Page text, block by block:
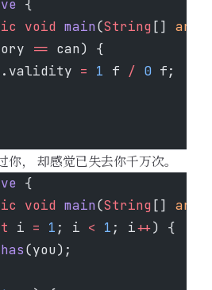
{
void main(String [] args
== can) {
= 1 f / 0 f;
， 却感觉已失去你千万次。
{
void main(String [] args
i = 1 ; i < 1 ; i++) {
has(you);